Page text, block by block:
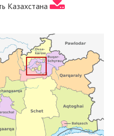
Казахстана